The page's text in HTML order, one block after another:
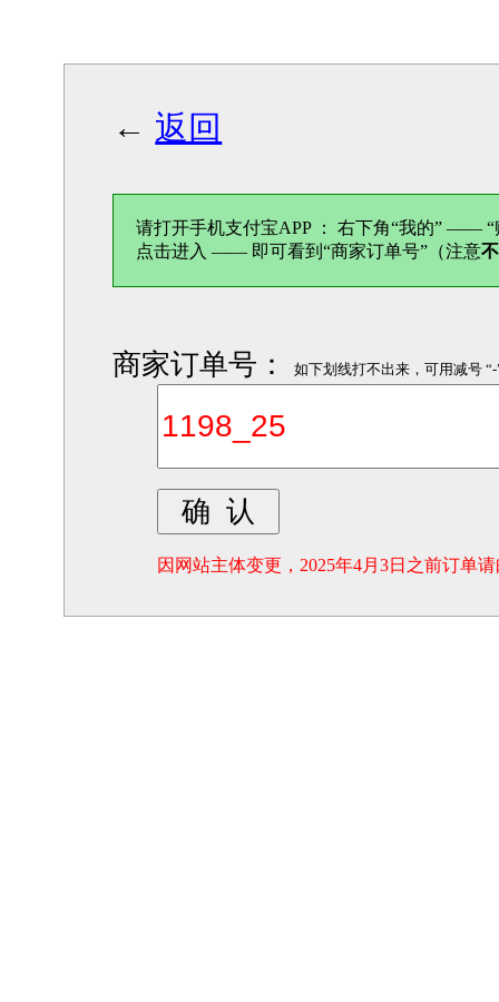
← 返回
请打开手机支付宝APP ： 右下角“我的” ——
点击进入 —— 即可看到“商家订单号”（注意不
商家订单号：如下划线打不出来，可用减号
因网站主体变更，2025年4月3日之前订单